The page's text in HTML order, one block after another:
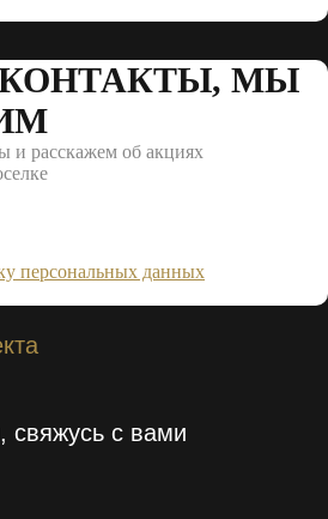
КОНТАКТЫ, МЫ
и расскажем об акциях
персональных данных